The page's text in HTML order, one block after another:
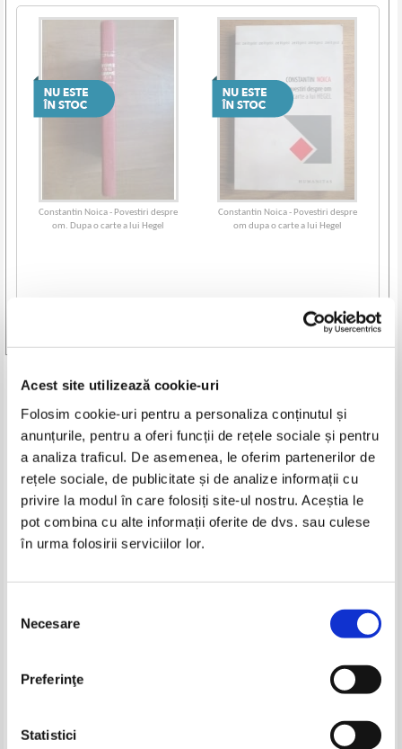
Acest site utilizează cookie-uri
Folosim cookie-uri pentru a personaliza conținutul și
anunțurile, pentru a oferi funcții de rețele sociale și pentru
a analiza traficul. De asemenea, le oferim partenerilor de
rețele sociale, de publicitate și de analize informații cu
privire la modul în care folosiți site-ul nostru. Aceștia le
pot combina cu alte informații oferite de dvs. sau culese
în urma folosirii serviciilor lor.
consimțământului
Necesare
Preferinţe
Statistici
Constantin Noica - Povestiri despre
om. Dupa o carte a lui Hegel
Constantin Noica - Povestiri despre
om dupa o carte a lui Hegel
Constantin Noica - Povestiri despre
om
Constantin Noica - Povestiri despre
OM (cu autograful autorului)
Produse din aceeasi categorie
-30% -20%
Descartes - Discurs despre
metoda de a ne conduce bine